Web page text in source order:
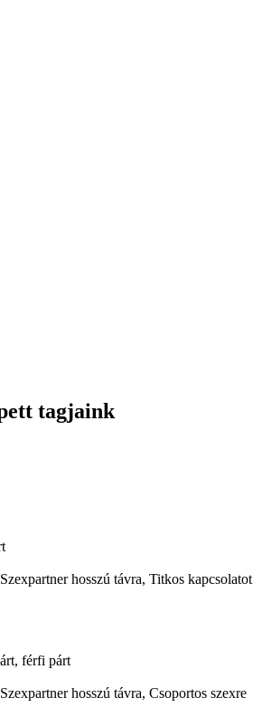
tagjaink
hosszú távra, Titkos kapcsolatot
férfi párt
hosszú távra, Csoportos szexre